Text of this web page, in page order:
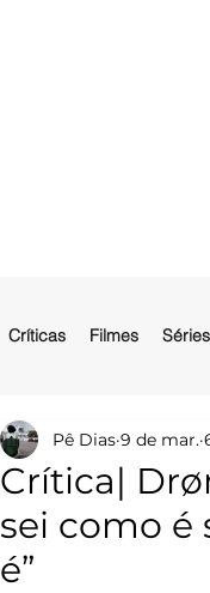
Críticas Filmes Séries
Crítica|
sei como é
é”
Pê Dias 9 de mar.